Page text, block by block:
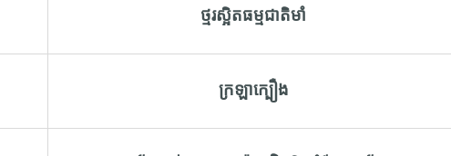
ថ្មរស្អិតធម្មជាតិមាំ
ក្រឡាក្បឿង